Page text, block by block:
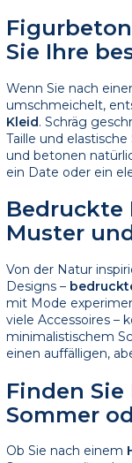
Sie Ihre
Wenn Sie nach
umschmeichelt,
Kleid. Schräg
Taille und
und betonen
ein Date oder ein
Bedruckte
Muster
Von der Natur
Designs –
mit Mode
viele Accessoires –
minimalistischem
einen auffälligen,
Finden
Sommer
Ob Sie nach einem